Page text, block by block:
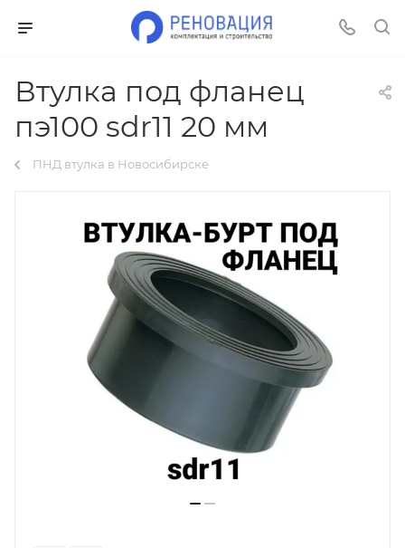
Втулка под фланец
пэ100 sdr11 20 мм
ПНД втулка в Новосибирске